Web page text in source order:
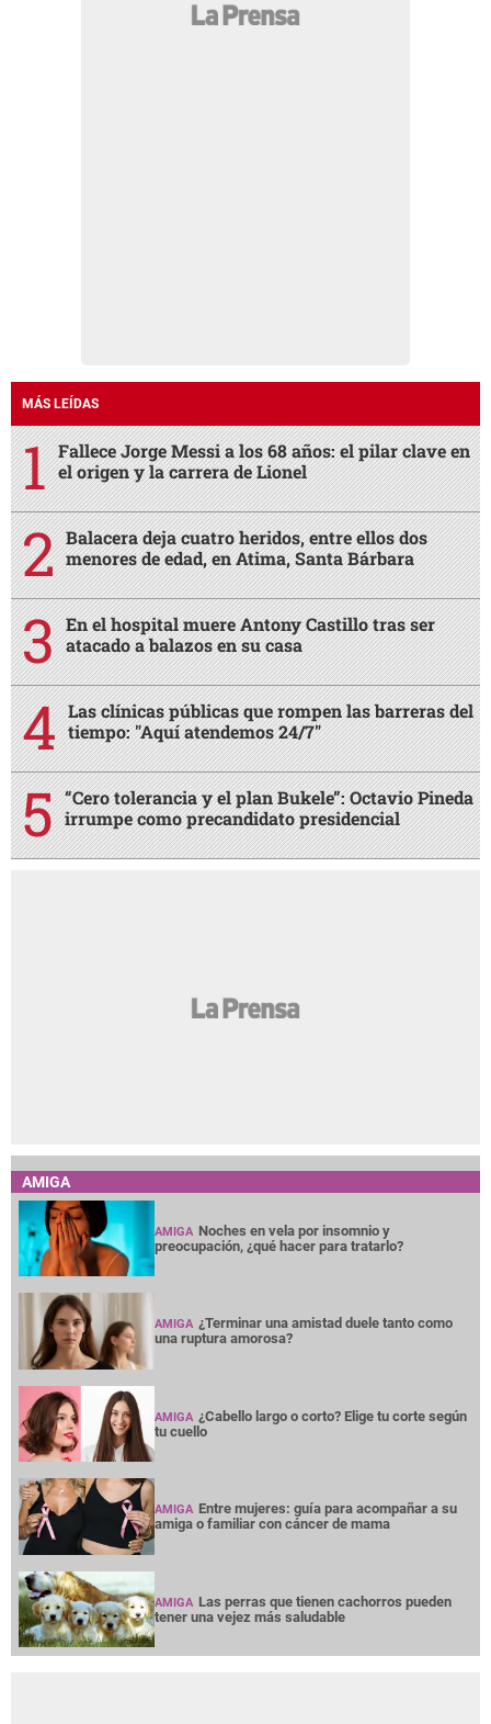
MÁS LEÍDAS
Fallece Jorge Messi a los 68 años: el pilar clave en
el origen y la carrera de Lionel
Balacera deja cuatro heridos, entre ellos dos
menores de edad, en Atima, Santa Bárbara
En el hospital muere Antony Castillo tras ser
atacado a balazos en su casa
Las clínicas públicas que rompen las barreras del
tiempo: "Aquí atendemos 24/7"
“Cero tolerancia y el plan Bukele”: Octavio Pineda
irrumpe como precandidato presidencial
AMIGA
AMIGA Noches en vela por insomnio y
preocupación, ¿qué hacer para tratarlo?
AMIGA ¿Terminar una amistad duele tanto como
una ruptura amorosa?
AMIGA ¿Cabello largo o corto? Elige tu corte según
tu cuello
AMIGA Entre mujeres: guía para acompañar a su
amiga o familiar con cáncer de mama
AMIGA Las perras que tienen cachorros pueden
tener una vejez más saludable